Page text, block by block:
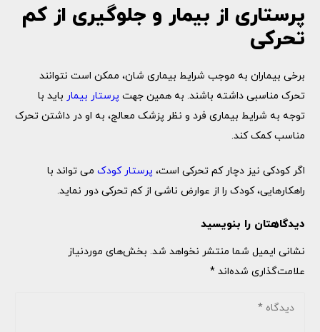
پرستاری از بیمار و جلوگیری از کم
تحرکی
برخی بیماران به موجب شرایط بیماری شان، ممکن است نتوانند
تحرک مناسبی داشته باشند. به همین جهت پرستار بیمار باید با
توجه به شرایط بیماری فرد و نظر پزشک معالج، به او در داشتن تحرک
مناسب کمک کند.
اگر کودکی نیز دچار کم تحرکی است، پرستار کودک می تواند با
راهکارهایی، کودک را از عوارض ناشی از کم تحرکی دور نماید.
دیدگاهتان را بنویسید
نشانی ایمیل شما منتشر نخواهد شد. بخش‌های موردنیاز
علامت‌گذاری شده‌اند *